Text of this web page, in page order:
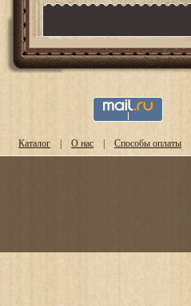
Каталог О нас Способы оплаты